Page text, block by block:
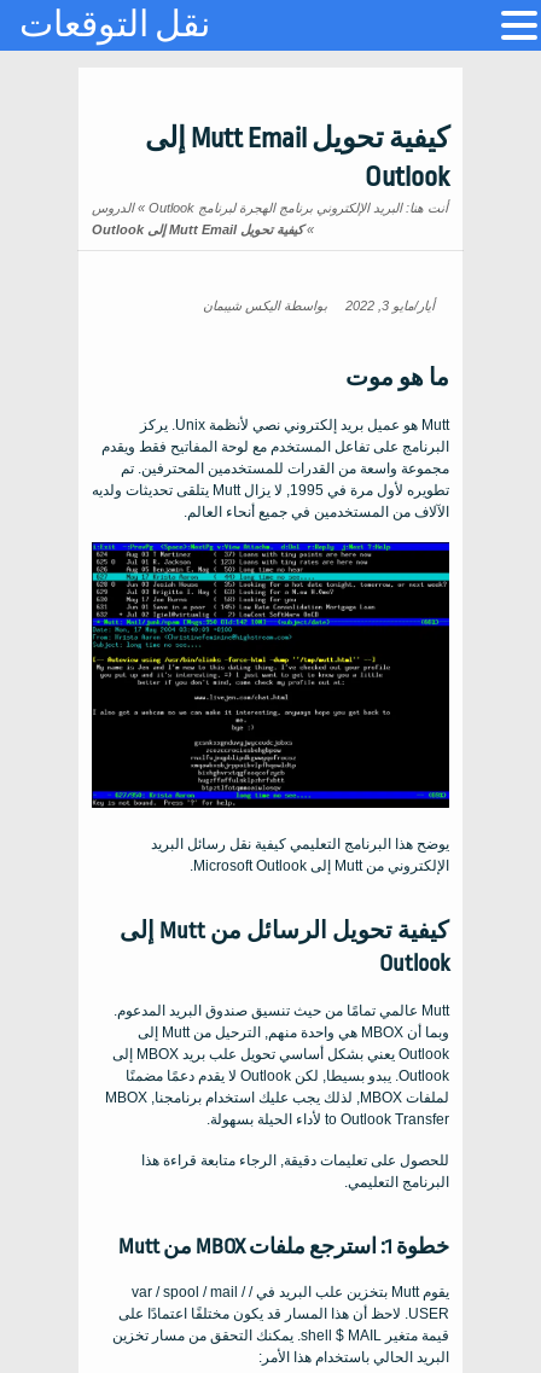
كيفية تحويل Mutt Email إلى
Outlook
أنت هنا:البريد الإلكتروني برنامج الهجرة لبرنامج Outlook »الدروس
»كيفية تحويل Mutt Email إلى Outlook
أيار/مايو 3, 2022 بواسطةاليكس شيبمان
ما هو موت
Mutt هو عميل بريد إلكتروني نصي لأنظمة Unix. يركز
البرنامج على تفاعل المستخدم مع لوحة المفاتيح فقط ويقدم
مجموعة واسعة من القدرات للمستخدمين المحترفين. تم
تطويره لأول مرة في 1995, لا يزال Mutt يتلقى تحديثات ولديه
الآلاف من المستخدمين في جميع أنحاء العالم.
يوضح هذا البرنامج التعليمي كيفية نقل رسائل البريد
الإلكتروني من Mutt إلى Microsoft Outlook.
كيفية تحويل الرسائل من Mutt إلى
Outlook
Mutt عالمي تمامًا من حيث تنسيق صندوق البريد المدعوم.
وبما أن MBOX هي واحدة منهم, الترحيل من Mutt إلى
Outlook يعني بشكل أساسي تحويل علب بريد MBOX إلى
Outlook. يبدو بسيطا, لكن Outlook لا يقدم دعمًا مضمنًا
لملفات MBOX, لذلك يجب عليك استخدام برنامجنا, MBOX
to Outlook Transfer لأداء الحيلة بسهولة.
للحصول على تعليمات دقيقة, الرجاء متابعة قراءة هذا
البرنامج التعليمي.
خطوة 1: استرجع ملفات MBOX من Mutt
يقوم Mutt بتخزين علب البريد في / var / spool / mail /
USER. لاحظ أن هذا المسار قد يكون مختلفًا اعتمادًا على
قيمة متغير shell $ MAIL. يمكنك التحقق من مسار تخزين
البريد الحالي باستخدام هذا الأمر:
نقل التوقعات